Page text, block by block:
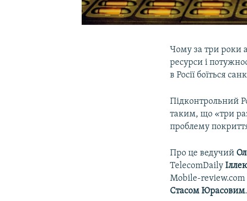
Чому за три роки
ресурси і
в Росії боїться
Підконтрольний
таким, що «три
проблему
Про це ведучий
TelecomDaily
Mobile-review.com
Стасом Юрасовим.